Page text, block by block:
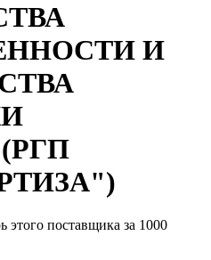
И
этого поставщика за 1000